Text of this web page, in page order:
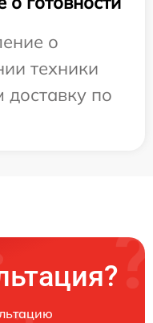
о
техники
доставку по